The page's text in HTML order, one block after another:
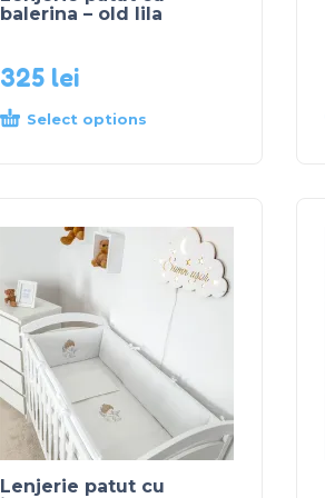
balerina – old lila
325 lei
Select options
Lenjerie patut cu